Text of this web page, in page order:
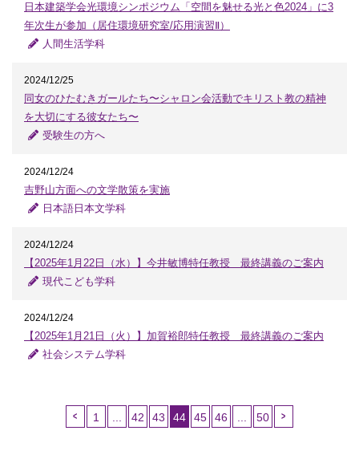
日本建築学会光環境シンポジウム「空間を魅せる光と色2024」に3
年次生が参加（居住環境研究室/応用演習Ⅱ）
人間生活学科
2024/12/25
同女のひたむきガールたち〜シャロン会活動でキリスト教の精神
を大切にする彼女たち〜
受験生の方へ
2024/12/24
吉野山方面への文学散策を実施
日本語日本文学科
2024/12/24
【2025年1月22日（水）】今井敏博特任教授 最終講義のご案内
現代こども学科
2024/12/24
【2025年1月21日（火）】加賀裕郎特任教授 最終講義のご案内
社会システム学科
1 42 43
44
45 46 50